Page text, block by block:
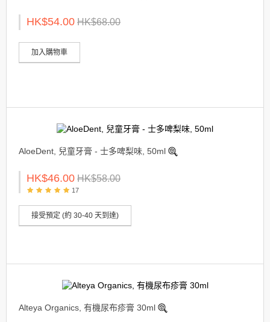
HK$54.00 HK$68.00
加入購物車
AloeDent, 兒童牙膏 - 士多啤梨味, 50ml
HK$46.00 HK$58.00
17
接受預定 (約 30-40 天到達)
Alteya Organics, 有機尿布疹膏 30ml